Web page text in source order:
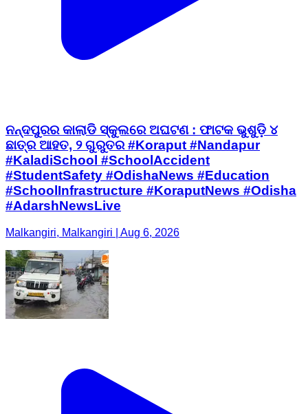
ନନ୍ଦପୁରର କାଲାଡି ସ୍କୁଲରେ ଅଘଟଣ : ଫାଟକ ଭୁଶୁଡ଼ି ୪
ଛାତ୍ର ଆହତ, ୨ ଗୁରୁତର #Koraput #Nandapur
#KaladiSchool #SchoolAccident
#StudentSafety #OdishaNews #Education
#SchoolInfrastructure #KoraputNews #Odisha
#AdarshNewsLive
Malkangiri, Malkangiri | Aug 6, 2026